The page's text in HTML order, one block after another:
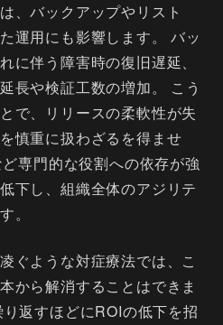
、バックアップやリスト
運用にも影響します。 バッ
に伴う障害時の復旧遅延、
長や検証工数の増加。 こう
で、リリースの柔軟性が失
慎重に扱わざるを得ませ
専門的な役割への依存が強
下し、組織全体のアジリテ
。
ぐような対症療法では、こ
から解消することはできま
返すほどにROIの低下を招